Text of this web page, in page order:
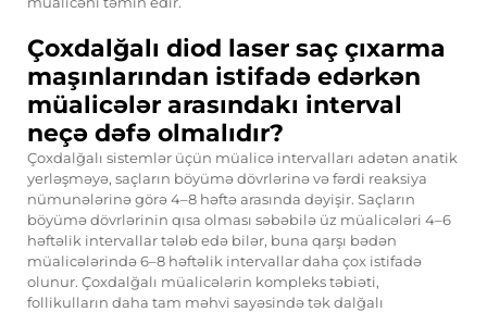
Çoxdalğalı diod laser saç çıxarma
maşınlarından istifadə edərkən
müalicələr arasındakı interval
neçə dəfə olmalıdır?
Çoxdalğalı sistemlər üçün müalicə intervalları adətən anatik
yerləşməyə, saçların böyümə dövrlərinə və fərdi reaksiya
nümunələrinə görə 4–8 həftə arasında dəyişir. Saçların
böyümə dövrlərinin qısa olması səbəbilə üz müalicələri 4–6
həftəlik intervallar tələb edə bilər, buna qarşı bədən
müalicələrində 6–8 həftəlik intervallar daha çox istifadə
olunur. Çoxdalğalı müalicələrin kompleks təbiəti,
follikulların daha tam məhvi sayəsində tək dalğalı